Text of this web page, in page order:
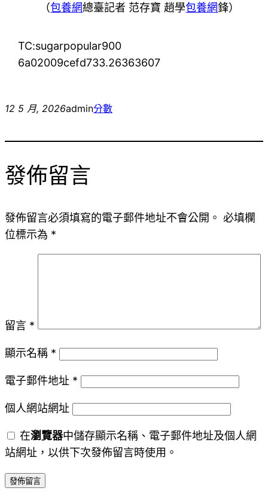
（包養網總臺記者 范存寶 趙學包養網鋒）
TC:sugarpopular900
6a02009cefd733.26363607
12 5 月, 2026admin分數
發佈留言
發佈留言必須填寫的電子郵件地址不會公開。 必填欄
位標示為 *
留言 *
顯示名稱 *
電子郵件地址 *
個人網站網址
在瀏覽器中儲存顯示名稱、電子郵件地址及個人網
站網址，以供下次發佈留言時使用。